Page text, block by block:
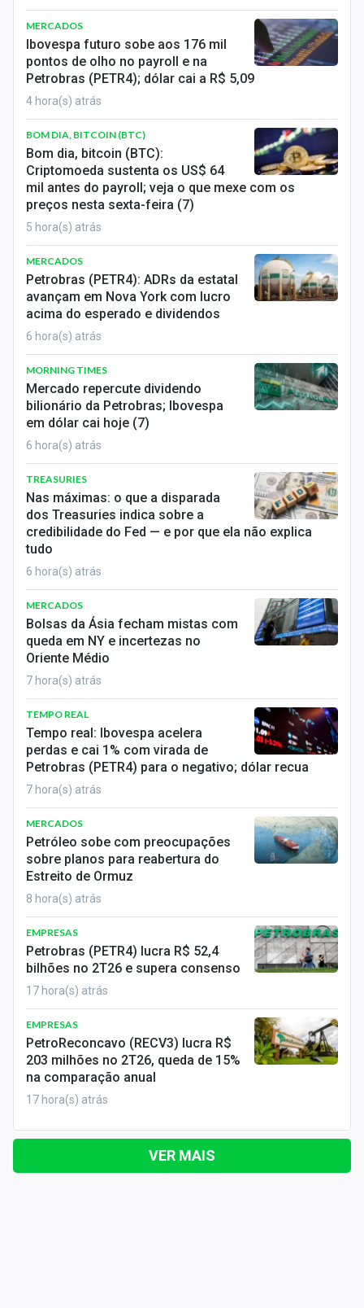
MERCADOS
Ibovespa futuro sobe aos 176 mil
pontos de olho no payroll e na
Petrobras (PETR4); dólar cai a R$ 5,09
4 hora(s) atrás
BOM DIA, BITCOIN (BTC)
Bom dia, bitcoin (BTC):
Criptomoeda sustenta os US$ 64
mil antes do payroll; veja o que mexe com os
preços nesta sexta-feira (7)
5 hora(s) atrás
MERCADOS
Petrobras (PETR4): ADRs da estatal
avançam em Nova York com lucro
acima do esperado e dividendos
6 hora(s) atrás
MORNING TIMES
Mercado repercute dividendo
bilionário da Petrobras; Ibovespa
em dólar cai hoje (7)
6 hora(s) atrás
TREASURIES
Nas máximas: o que a disparada
dos Treasuries indica sobre a
credibilidade do Fed — e por que ela não explica
tudo
6 hora(s) atrás
MERCADOS
Bolsas da Ásia fecham mistas com
queda em NY e incertezas no
Oriente Médio
7 hora(s) atrás
TEMPO REAL
Tempo real: Ibovespa acelera
perdas e cai 1% com virada de
Petrobras (PETR4) para o negativo; dólar recua
7 hora(s) atrás
MERCADOS
Petróleo sobe com preocupações
sobre planos para reabertura do
Estreito de Ormuz
8 hora(s) atrás
EMPRESAS
Petrobras (PETR4) lucra R$ 52,4
bilhões no 2T26 e supera consenso
17 hora(s) atrás
EMPRESAS
PetroReconcavo (RECV3) lucra R$
203 milhões no 2T26, queda de 15%
na comparação anual
17 hora(s) atrás
VER MAIS